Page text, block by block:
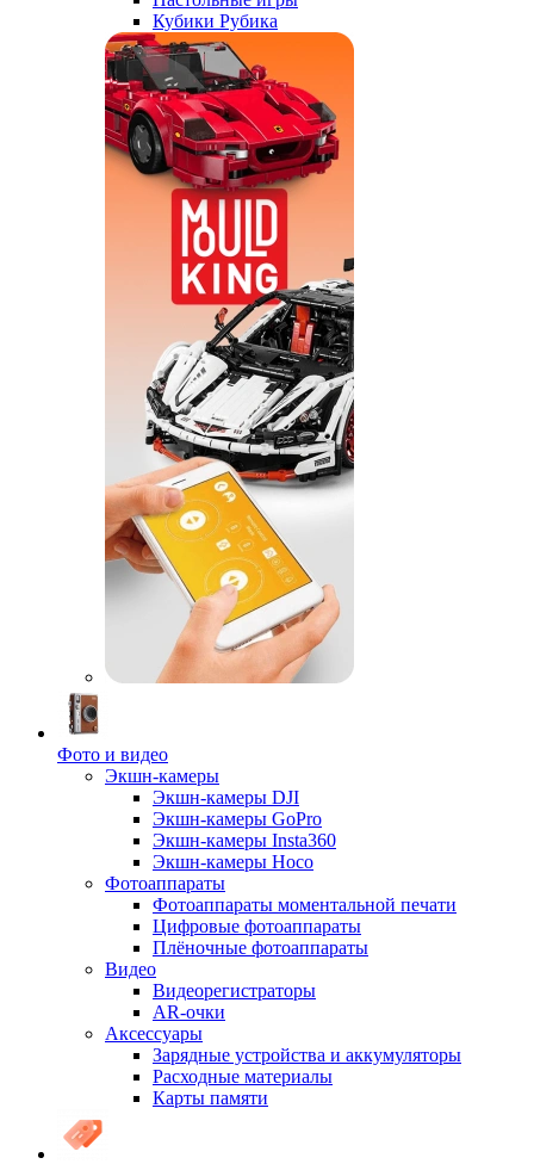
Кубики Рубика
Фото и видео
Экшн-камеры
Экшн-камеры DJI
Экшн-камеры GoPro
Экшн-камеры Insta360
Экшн-камеры Hoco
Фотоаппараты
Фотоаппараты моментальной печати
Цифровые фотоаппараты
Плёночные фотоаппараты
Видео
Видеорегистраторы
AR-очки
Аксессуары
Зарядные устройства и аккумуляторы
Расходные материалы
Карты памяти